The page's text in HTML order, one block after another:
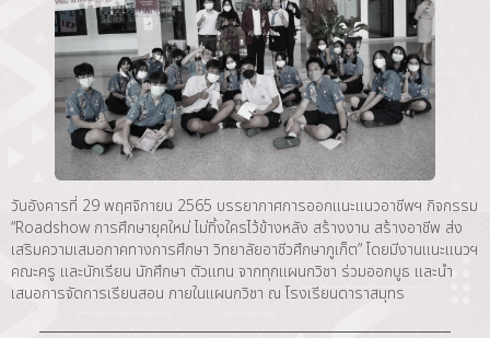
วันอังคารที่ 29 พฤศจิกายน 2565 บรรยากาศการออกแนะแนวอาชีพฯ กิจกรรม
“Roadshow การศึกษายุคใหม่ ไม่ทิ้งใครไว้ข้างหลัง สร้างงาน สร้างอาชีพ ส่ง
เสริมความเสมอภาคทางการศึกษา วิทยาลัยอาชีวศึกษาภูเก็ต” โดยมีงานแนะแนวฯ
คณะครู และนักเรียน นักศึกษา ตัวแทน จากทุกแผนกวิชา ร่วมออกบูธ และนำ
เสนอการจัดการเรียนสอน ภายในแผนกวิชา ณ โรงเรียนดาราสมุทร